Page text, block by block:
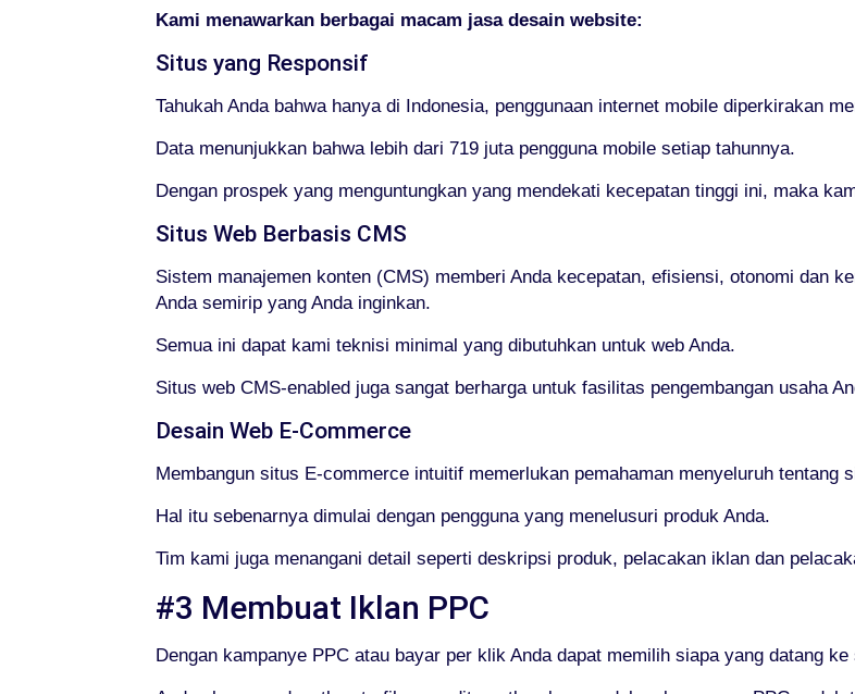
Kami menawarkan berbagai macam jasa desain website:
Situs yang Responsif
Tahukah Anda bahwa hanya di Indonesia, penggunaan internet mobile diperkirakan
Data menunjukkan bahwa lebih dari 719 juta pengguna mobile setiap tahunnya.
Dengan prospek yang menguntungkan yang mendekati kecepatan tinggi ini, maka
Situs Web Berbasis CMS
Sistem manajemen konten (CMS) memberi Anda kecepatan, efisiensi, otonomi dan
Anda semirip yang Anda inginkan.
Semua ini dapat kami teknisi minimal yang dibutuhkan untuk web Anda.
Situs web CMS-enabled juga sangat berharga untuk fasilitas pengembangan usaha
Desain Web E-Commerce
Membangun situs E-commerce intuitif memerlukan pemahaman menyeluruh tentang
Hal itu sebenarnya dimulai dengan pengguna yang menelusuri produk Anda.
Tim kami juga menangani detail seperti deskripsi produk, pelacakan iklan dan
#3 Membuat Iklan PPC
Dengan kampanye PPC atau bayar per klik Anda dapat memilih siapa yang datang ke